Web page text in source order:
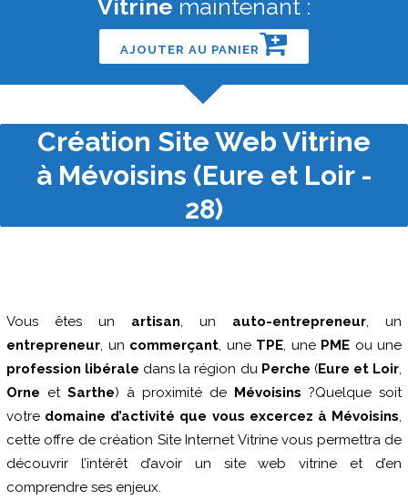
Vitrine maintenant :
AJOUTER AU PANIER
Création Site Web Vitrine
à Mévoisins (Eure et Loir -
28)
Vous êtes un artisan, un auto-entrepreneur, un
entrepreneur, un commerçant, une TPE, une PME ou une
profession libérale dans la région du Perche (Eure et Loir,
Orne et Sarthe) à proximité de Mévoisins ?Quelque soit
votre domaine d’activité que vous excercez à Mévoisins,
cette offre de création Site Internet Vitrine vous permettra de
découvrir l’intérêt d’avoir un site web vitrine et d’en
comprendre ses enjeux.